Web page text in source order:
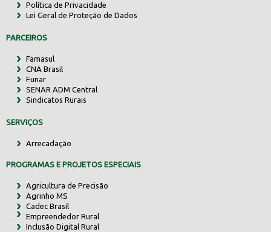
Política de Privacidade
Lei Geral de Proteção de Dados
PARCEIROS
Famasul
CNA Brasil
Funar
SENAR ADM Central
Sindicatos Rurais
SERVIÇOS
Arrecadação
PROGRAMAS E PROJETOS ESPECIAIS
Agricultura de Precisão
Agrinho MS
Cadec Brasil
Empreendedor Rural
Inclusão Digital Rural